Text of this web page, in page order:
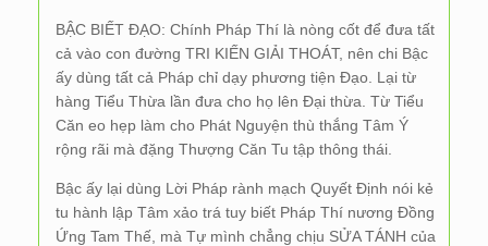
BẬC BIẾT ĐẠO: Chính Pháp Thí là nòng cốt để đưa tất
cả vào con đường TRI KIẾN GIẢI THOÁT, nên chi Bậc
ấy dùng tất cả Pháp chỉ dạy phương tiện Đạo. Lại từ
hàng Tiểu Thừa lần đưa cho họ lên Đại thừa. Từ Tiểu
Căn eo hẹp làm cho Phát Nguyện thù thắng Tâm Ý
rộng rãi mà đặng Thượng Căn Tu tập thông thái.
Bậc ấy lại dùng Lời Pháp rành mạch Quyết Định nói kẻ
tu hành lập Tâm xảo trá tuy biết Pháp Thí nương Đồng
Ứng Tam Thế, mà Tự mình chẳng chịu SỬA TÁNH của